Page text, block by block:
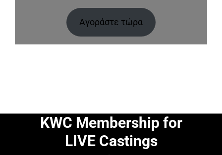
Αγοράστε τώρα
KWC Membership for
LIVE Castings